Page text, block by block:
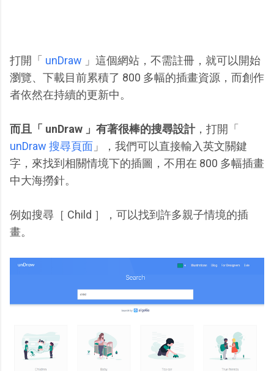
打開「 unDraw 」這個網站，不需註冊，就可以開始
瀏覽、下載目前累積了 800 多幅的插畫資源，而創作
者依然在持續的更新中。
而且「 unDraw 」有著很棒的搜尋設計，打開「
unDraw 搜尋頁面 」，我們可以直接輸入英文關鍵
字，來找到相關情境下的插圖，不用在 800 多幅插畫
中大海撈針。
例如搜尋［ Child ］，可以找到許多親子情境的插
畫。